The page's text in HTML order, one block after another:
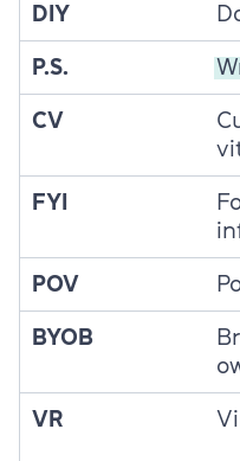
DIY
P.S.
CV
FYI
POV
BYOB
VR